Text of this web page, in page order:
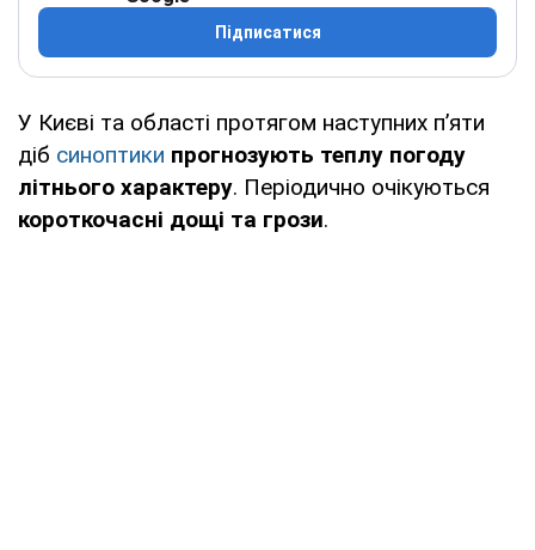
Підписатися
У Києві та області протягом наступних п’яти
діб синоптики прогнозують теплу погоду
літнього характеру. Періодично очікуються
короткочасні дощі та грози.